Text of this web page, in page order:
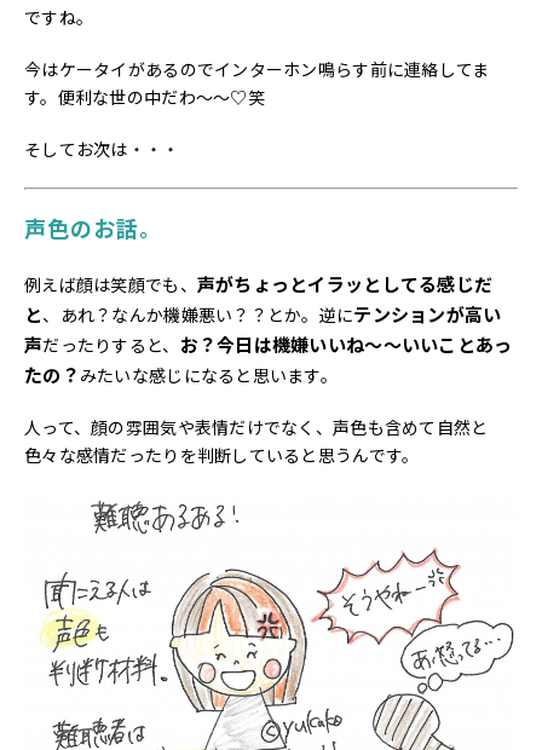
ですね。
今はケータイがあるのでインターホン鳴らす前に連絡してま
す。便利な世の中だわ～～♡笑
そしてお次は・・・
声色のお話。
例えば顔は笑顔でも、 声がちょっとイラッとしてる感じだ
と、あれ？なんか機嫌悪い？？とか。逆にテンションが高い
声だったりすると、 お？今日は機嫌いいね～～いいことあっ
たの？ みたいな感じになると思います。
人って、顔の雰囲気や表情だけでなく、声色も含めて自然と
色々な感情だったりを判断していると思うんです。